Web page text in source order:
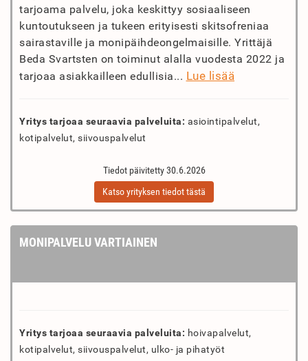
tarjoama palvelu, joka keskittyy sosiaaliseen
kuntoutukseen ja tukeen erityisesti skitsofreniaa
sairastaville ja monipäihdeongelmaisille. Yrittäjä
Beda Svartsten on toiminut alalla vuodesta 2022 ja
tarjoaa asiakkailleen edullisia... Lue lisää
Yritys tarjoaa seuraavia palveluita: asiointipalvelut,
kotipalvelut, siivouspalvelut
Tiedot päivitetty 30.6.2026
Katso yrityksen tiedot tästä
MONIPALVELU VARTIAINEN
Yritys tarjoaa seuraavia palveluita: hoivapalvelut,
kotipalvelut, siivouspalvelut, ulko- ja pihatyöt